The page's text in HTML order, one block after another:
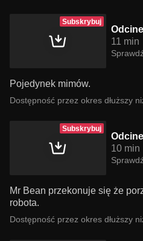
Subskrybuj
11 min
Pojedynek mimów.
Dostępność przez okres dłuższy
Subskrybuj
10 min
Mr Bean przekonuje się że
robota.
Dostępność przez okres dłuższy